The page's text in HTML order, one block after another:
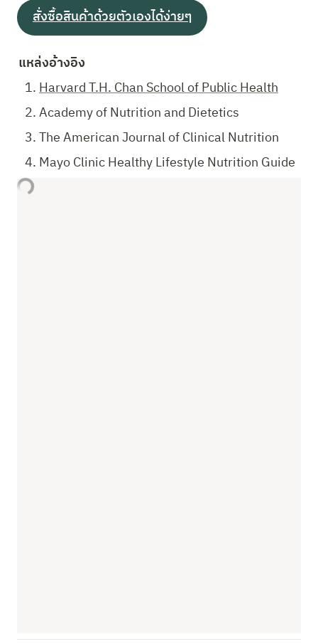
สั่งซื้อสินค้าด้วยตัวเองได้ง่ายๆ
แหล่งอ้างอิง
Harvard T.H. Chan School of Public Health
Academy of Nutrition and Dietetics
The American Journal of Clinical Nutrition
Mayo Clinic Healthy Lifestyle Nutrition Guide